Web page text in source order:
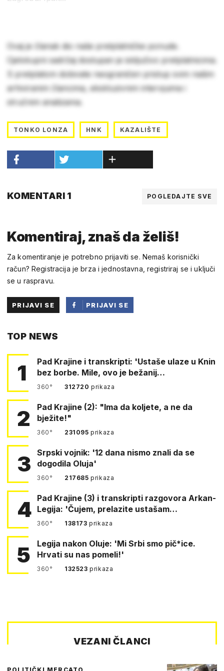
Ovaj je članak dio naše pretplatničke ponude.
Cjelokupni sadržaj dostupan je isključivo pretplatnicima.
S pretplatom dobivate neograničen pristup svim našim
arhiviranim člancima, ekskluzivnim intervjuima i
stručnim analizama.
TONKO LONZA HNK KAZALIŠTE
KOMENTARI 1 POGLEDAJTE SVE
Komentiraj, znaš da želiš!
Za komentiranje je potrebno prijaviti se. Nemaš korisnički
račun? Registracija je brza i jednostavna, registriraj se i uključi
se u raspravu.
PRIJAVI SE
PRIJAVI SE
TOP NEWS
1
Pad Krajine i transkripti: 'Ustaše ulaze u Knin
bez borbe. Mile, ovo je bežanij…
360° 312720prikaza
2
Pad Krajine (2): "Ima da koljete, a ne da
bježite!"
360° 231095prikaza
3
Srpski vojnik: '12 dana nismo znali da se
dogodila Oluja'
360° 217685prikaza
4 Pad Krajine (3) i transkripti razgovora Arkan-
Legija: 'Čujem, prelazite ustašam…
360° 138173prikaza
5
Legija nakon Oluje: 'Mi Srbi smo pič*ice.
Hrvati su nas pomeli!'
360° 132523prikaza
VEZANI ČLANCI